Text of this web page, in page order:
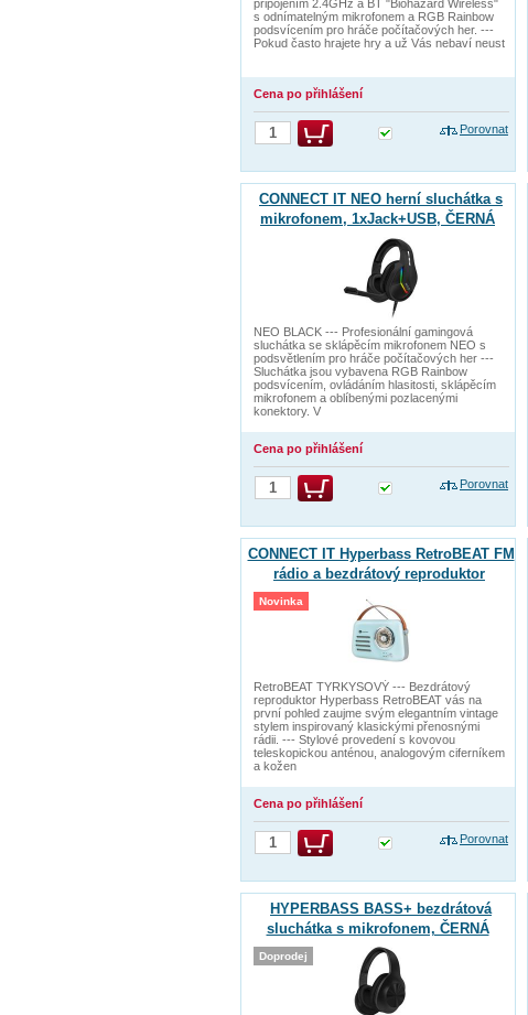
připojením 2.4GHz a BT "Biohazard Wireless"
s odnímatelným mikrofonem a RGB Rainbow
podsvícením pro hráče počítačových her. ---
Pokud často hrajete hry a už Vás nebaví neust
Cena po přihlášení
Porovnat
CONNECT IT NEO herní sluchátka s
mikrofonem, 1xJack+USB, ČERNÁ
NEO BLACK --- Profesionální gamingová
sluchátka se sklápěcím mikrofonem NEO s
podsvětlením pro hráče počítačových her ---
Sluchátka jsou vybavena RGB Rainbow
podsvícením, ovládáním hlasitosti, sklápěcím
mikrofonem a oblíbenými pozlacenými
konektory. V
Cena po přihlášení
Porovnat
CONNECT IT Hyperbass RetroBEAT FM
rádio a bezdrátový reproduktor
RetroBEAT TYRKYSOVÝ --- Bezdrátový
reproduktor Hyperbass RetroBEAT vás na
první pohled zaujme svým elegantním vintage
stylem inspirovaný klasickými přenosnými
rádii. --- Stylové provedení s kovovou
teleskopickou anténou, analogovým ciferníkem
a kožen
Cena po přihlášení
Porovnat
Novinka
HYPERBASS BASS+ bezdrátová
sluchátka s mikrofonem, ČERNÁ
Doprodej